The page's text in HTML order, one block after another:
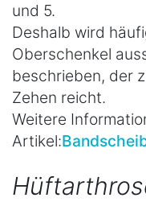
und 5.
Deshalb wird
Oberschenkel
beschrieben, der
Zehen reicht.
Weitere
Artikel: